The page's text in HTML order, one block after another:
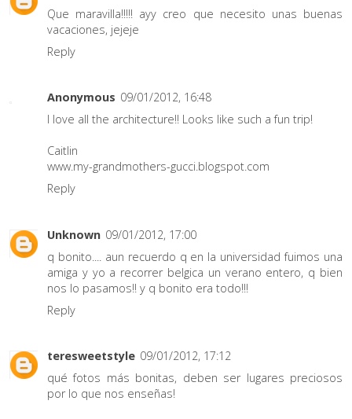
Que maravilla!!!!! ayy creo que necesito unas buenas
vacaciones, jejeje
Reply
Anonymous 09/01/2012, 16:48
I love all the architecture!! Looks like such a fun trip!
Caitlin
www.my-grandmothers-gucci.blogspot.com
Reply
Unknown 09/01/2012, 17:00
q bonito.... aun recuerdo q en la universidad fuimos una
amiga y yo a recorrer belgica un verano entero, q bien
nos lo pasamos!! y q bonito era todo!!!
Reply
teresweetstyle 09/01/2012, 17:12
qué fotos más bonitas, deben ser lugares preciosos
por lo que nos enseñas!